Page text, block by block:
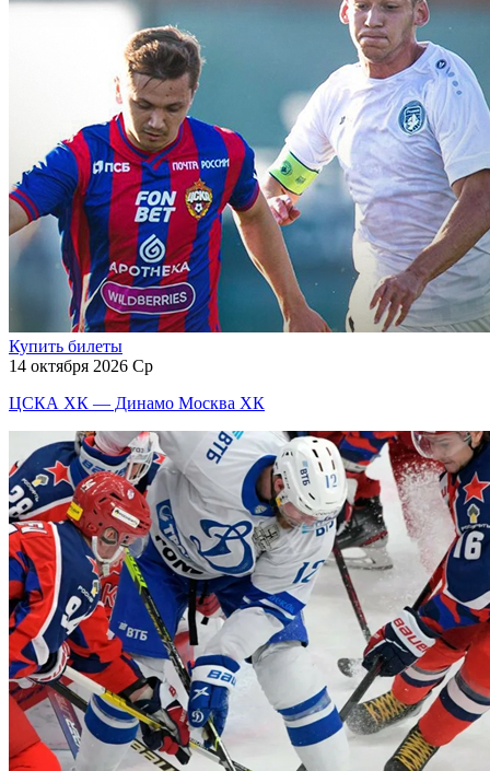
Купить билеты
14 октября 2026 Ср
ЦСКА ХК — Динамо Москва ХК